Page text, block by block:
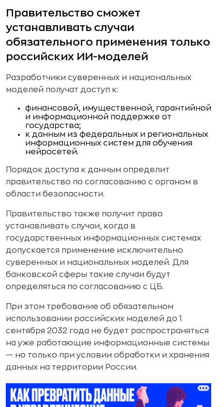
Правительство сможет
устанавливать случаи
обязательного применения только
российских ИИ-моделей
Разработчики суверенных и национальных
моделей получат доступ к:
финансовой, имущественной, гарантийной
и информационной поддержке от
государства;
к данным из федеральных и региональных
информационных систем для обучения
нейросетей.
Порядок доступа к данным определит
правительство по согласованию с органом в
области безопасности.
Правительство также получит право
устанавливать случаи, когда в
государственных информационных системах
допускается применение исключительно
суверенных и национальных моделей. Для
банковской сферы такие случаи будут
определяться по согласованию с ЦБ.
При этом требование об обязательном
использовании российских моделей до 1
сентября 2032 года не будет распространяться
на уже работающие информационные системы
— но только при условии обработки и хранения
данных на территории России.